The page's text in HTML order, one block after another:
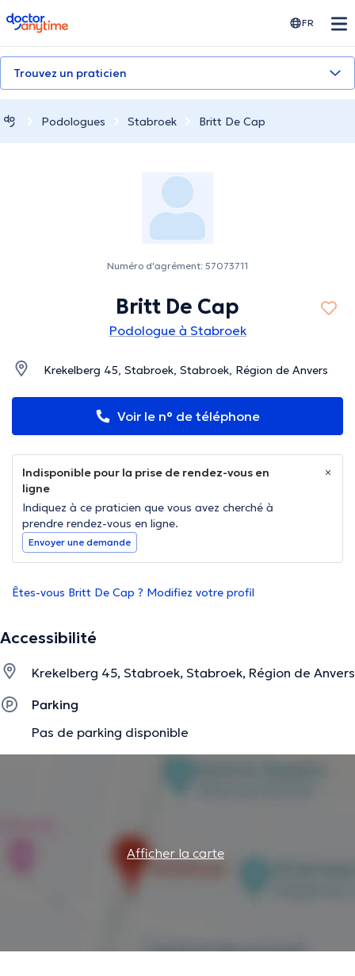
doctoranytime FR
Trouvez un praticien
Podologues Stabroek Britt De Cap
Numéro d'agrément: 57073711
Britt De Cap
Podologue à Stabroek
Krekelberg 45, Stabroek, Stabroek, Région de Anvers
Voir le n° de téléphone
Indisponible pour la prise de rendez-vous en
ligne
Indiquez à ce praticien que vous avez cherché à
prendre rendez-vous en ligne.
Envoyer une demande
Êtes-vous Britt De Cap ? Modifiez votre profil
Accessibilité
Krekelberg 45, Stabroek, Stabroek, Région de Anvers
Parking
Pas de parking disponible
Afficher la carte